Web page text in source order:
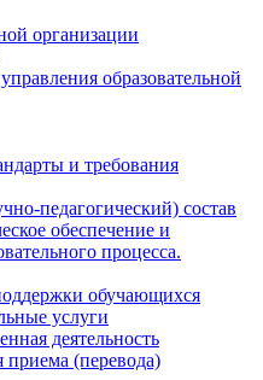
организации
образовательной
и требования
педагогический) состав
обеспечение и
процесса.
обучающихся
услуги
деятельность
приема (перевода)